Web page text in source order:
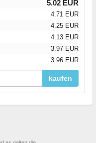
5.02 EUR
4.71 EUR
4.25 EUR
4.13 EUR
3.97 EUR
3.96 EUR
kaufen